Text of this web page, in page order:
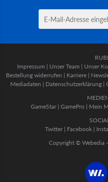
Impressum | Unser Team | Unser
Bestellung widerrufen | Karriere |
Mediadaten | Datenschutzerklärung |
GameStar| GamePro | Mein
Twitter | Facebook |
Copyright © Webedia